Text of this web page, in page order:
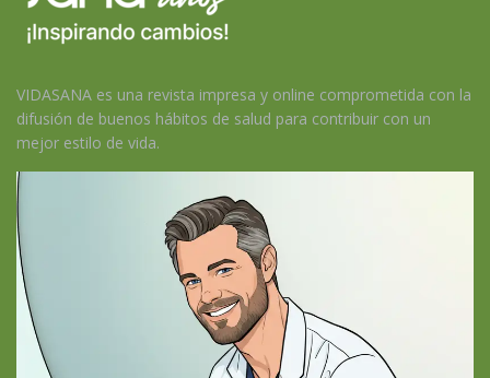
VIDASANA es una revista impresa y online comprometida con la
difusión de buenos hábitos de salud para contribuir con un
mejor estilo de vida.